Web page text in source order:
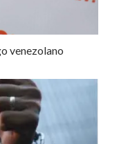
venezolano